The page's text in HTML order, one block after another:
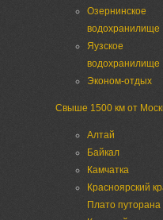
Озернинское
водохранилище
Яузское
водохранилище
Эконом-отдых
Свыше 1500 км от
Алтай
Байкал
Камчатка
Красноярский
Плато путорана